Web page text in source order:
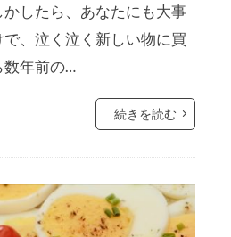
したら、あなたにも大事
、泣く泣く新しい物に買
数年前の…
続きを読む